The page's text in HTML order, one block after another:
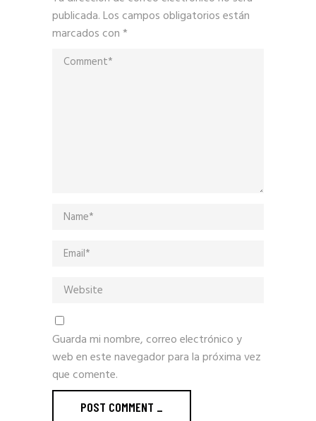
publicada.Los campos obligatorios están
marcados con*
Guarda mi nombre, correo electrónico y
web en este navegador para la próxima vez
que comente.
POST COMMENT _